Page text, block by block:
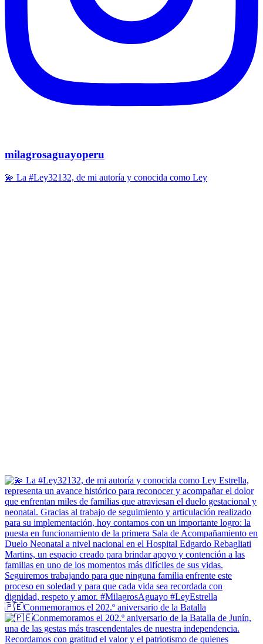
milagrosaguayoperu
💫 La #Ley32132, de mi autoría y conocida como Ley
🇵🇪Conmemoramos el 202.º aniversario de la Batalla